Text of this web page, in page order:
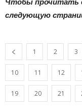
Чтобы прочитать
следующую
1 2 3
10 11 12
19 20 21